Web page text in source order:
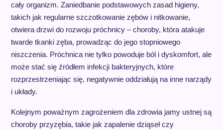
cały organizm. Zaniedbanie podstawowych zasad higieny,
takich jak regularne szczotkowanie zębów i nitkowanie,
otwiera drzwi do rozwoju próchnicy – choroby, która atakuje
twarde tkanki zęba, prowadząc do jego stopniowego
niszczenia. Próchnica nie tylko powoduje ból i dyskomfort, ale
może stać się źródłem infekcji bakteryjnych, które
rozprzestrzeniając się, negatywnie oddziałują na inne narządy
i układy.
Kolejnym poważnym zagrożeniem dla zdrowia jamy ustnej są
choroby przyzębia, takie jak zapalenie dziąseł czy